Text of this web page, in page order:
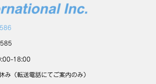
18:00
（転送電話にてご案内のみ）